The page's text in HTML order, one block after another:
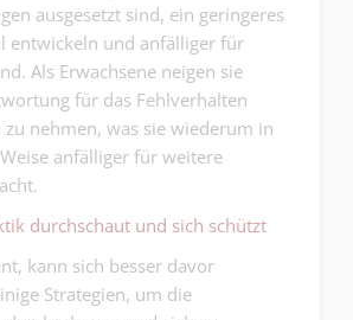
ausgesetzt sind, ein geringeres
entwickeln und anfälliger für
Als Erwachsene neigen sie
für das Fehlverhalten
zu nehmen, was sie wiederum in
anfälliger für weitere
durchschaut und sich schützt
kann sich besser davor
Strategien, um die